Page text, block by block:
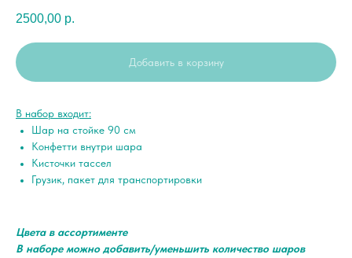
2500,00 р.
Добавить в корзину
В набор входит:
Шар на стойке 90 см
Конфетти внутри шара
Кисточки тассел
Грузик, пакет для транспортировки
Цвета в ассортименте
В наборе можно добавить/уменьшить количество шаров